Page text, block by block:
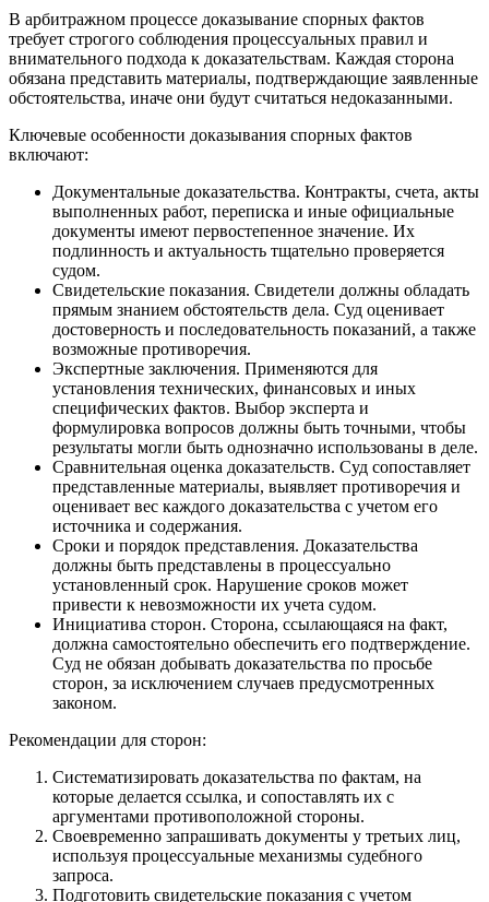
В арбитражном процессе доказывание спорных фактов
требует строгого соблюдения процессуальных правил и
внимательного подхода к доказательствам. Каждая сторона
обязана представить материалы, подтверждающие заявленные
обстоятельства, иначе они будут считаться недоказанными.
Ключевые особенности доказывания спорных фактов
включают:
Документальные доказательства. Контракты, счета, акты
выполненных работ, переписка и иные официальные
документы имеют первостепенное значение. Их
подлинность и актуальность тщательно проверяется
судом.
Свидетельские показания. Свидетели должны обладать
прямым знанием обстоятельств дела. Суд оценивает
достоверность и последовательность показаний, а также
возможные противоречия.
Экспертные заключения. Применяются для
установления технических, финансовых и иных
специфических фактов. Выбор эксперта и
формулировка вопросов должны быть точными, чтобы
результаты могли быть однозначно использованы в деле.
Сравнительная оценка доказательств. Суд сопоставляет
представленные материалы, выявляет противоречия и
оценивает вес каждого доказательства с учетом его
источника и содержания.
Сроки и порядок представления. Доказательства
должны быть представлены в процессуально
установленный срок. Нарушение сроков может
привести к невозможности их учета судом.
Инициатива сторон. Сторона, ссылающаяся на факт,
должна самостоятельно обеспечить его подтверждение.
Суд не обязан добывать доказательства по просьбе
сторон, за исключением случаев предусмотренных
законом.
Рекомендации для сторон:
Систематизировать доказательства по фактам, на
которые делается ссылка, и сопоставлять их с
аргументами противоположной стороны.
Своевременно запрашивать документы у третьих лиц,
используя процессуальные механизмы судебного
запроса.
Подготовить свидетельские показания с учетом